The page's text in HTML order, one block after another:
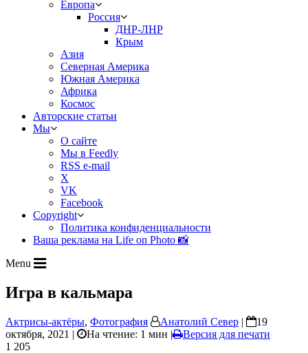
Европа
Россия
ДНР-ЛНР
Крым
Азия
Северная Америка
Южная Америка
Африка
Космос
Авторские статьи
Мы
О сайте
Мы в Feedly
RSS e-mail
X
VK
Facebook
Copyright
Политика конфиденциальности
Ваша реклама на Life on Photo 📸
Menu
Игра в кальмара
Актрисы-актёры, Фотография Анатолий Север |
19
октября, 2021 |
На чтение: 1 мин |
Версия для печати
1 205